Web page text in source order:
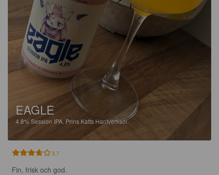
EAGLE
4.8%Session IPA. Prins Katts Hantverksöl.
3.7
Fin, frisk och god.